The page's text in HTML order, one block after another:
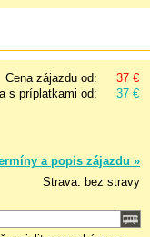
Cena zájazdu od:
37 €
s príplatkami od:
37 €
a popis zájazdu »
Strava: bez stravy